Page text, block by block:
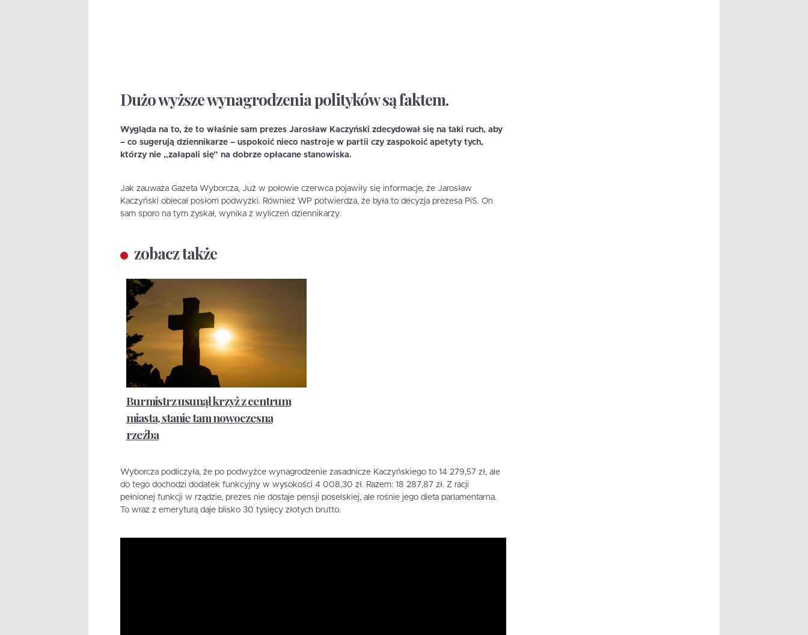
Dużo wyższe wynagrodzenia polityków są faktem.
Wygląda na to, że to właśnie sam prezes Jarosław Kaczyński zdecydował się na taki ruch, aby
– co sugerują dziennikarze – uspokoić nieco nastroje w partii czy zaspokoić apetyty tych,
którzy nie „załapali się” na dobrze opłacane stanowiska.
Jak zauważa Gazeta Wyborcza, Już w połowie czerwca pojawiły się informacje, że Jarosław
Kaczyński obiecał posłom podwyżki. Również WP potwierdza, że była to decyzja prezesa PiS. On
sam sporo na tym zyskał, wynika z wyliczeń dziennikarzy.
zobacz także
Burmistrz usunął krzyż z centrum
miasta, stanie tam nowoczesna
rzeźba
Wyborcza podliczyła, że po podwyżce wynagrodzenie zasadnicze Kaczyńskiego to 14 279,57 zł, ale
do tego dochodzi dodatek funkcyjny w wysokości 4 008,30 zł. Razem: 18 287,87 zł. Z racji
pełnionej funkcji w rządzie, prezes nie dostaje pensji poselskiej, ale rośnie jego dieta parlamentarna.
To wraz z emeryturą daje blisko 30 tysięcy złotych brutto.